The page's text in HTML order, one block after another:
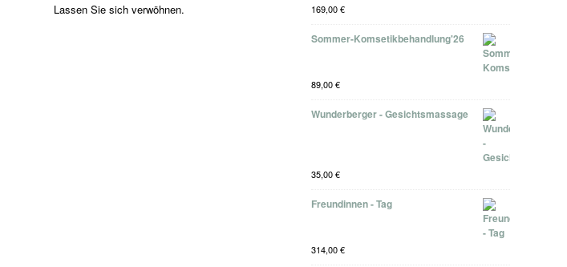
Lassen Sie sich verwöhnen.
169,00€
Sommer-Komsetikbehandlung'26
89,00€
Wunderberger - Gesichtsmassage
35,00€
Freundinnen - Tag
314,00€